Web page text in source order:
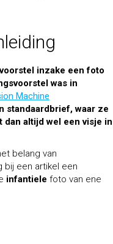
inzake een foto
was in
Machine
standaardbrief, waar ze
dan altijd wel een visje in
belang van
een artikel een
infantiele foto van ene